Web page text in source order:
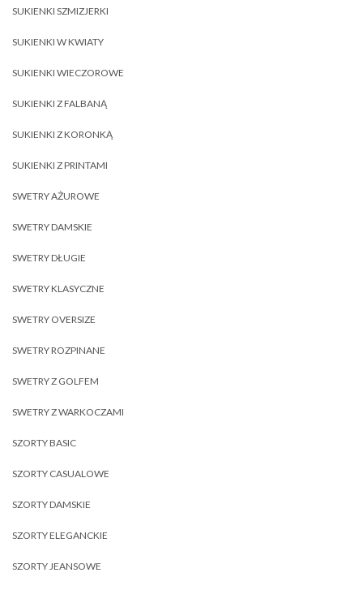
SUKIENKI SZMIZJERKI
SUKIENKI W KWIATY
SUKIENKI WIECZOROWE
SUKIENKI Z FALBANĄ
SUKIENKI Z KORONKĄ
SUKIENKI Z PRINTAMI
SWETRY AŻUROWE
SWETRY DAMSKIE
SWETRY DŁUGIE
SWETRY KLASYCZNE
SWETRY OVERSIZE
SWETRY ROZPINANE
SWETRY Z GOLFEM
SWETRY Z WARKOCZAMI
SZORTY BASIC
SZORTY CASUALOWE
SZORTY DAMSKIE
SZORTY ELEGANCKIE
SZORTY JEANSOWE